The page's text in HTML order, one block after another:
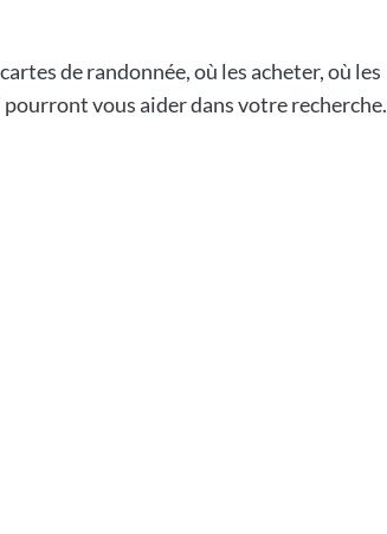
de randonnée, où les acheter, où les
vous aider dans votre recherche.